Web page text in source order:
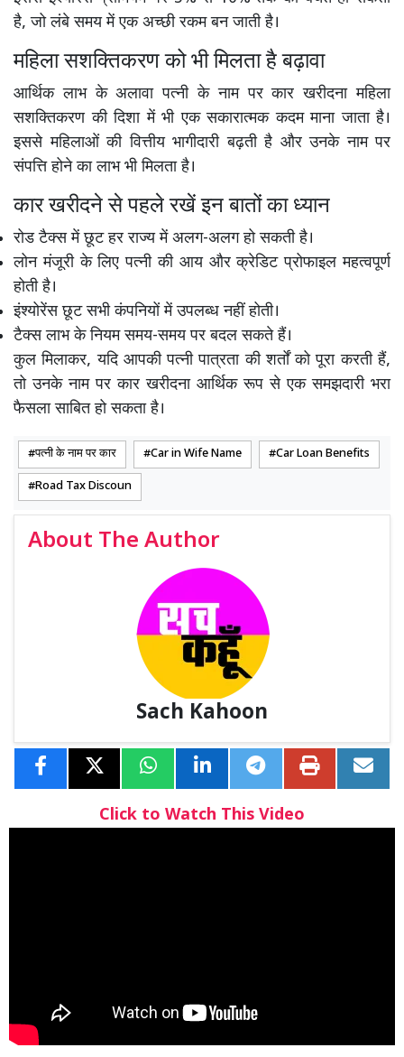
है, जो लंबे समय में एक अच्छी रकम बन जाती है।
महिला सशक्तिकरण को भी मिलता है बढ़ावा
आर्थिक लाभ के अलावा पत्नी के नाम पर कार खरीदना महिला
सशक्तिकरण की दिशा में भी एक सकारात्मक कदम माना जाता है।
इससे महिलाओं की वित्तीय भागीदारी बढ़ती है और उनके नाम पर
संपत्ति होने का लाभ भी मिलता है।
कार खरीदने से पहले रखें इन बातों का ध्यान
रोड टैक्स में छूट हर राज्य में अलग-अलग हो सकती है।
लोन मंजूरी के लिए पत्नी की आय और क्रेडिट प्रोफाइल महत्वपूर्ण
होती है।
इंश्योरेंस छूट सभी कंपनियों में उपलब्ध नहीं होती।
टैक्स लाभ के नियम समय-समय पर बदल सकते हैं।
कुल मिलाकर, यदि आपकी पत्नी पात्रता की शर्तों को पूरा करती हैं,
तो उनके नाम पर कार खरीदना आर्थिक रूप से एक समझदारी भरा
फैसला साबित हो सकता है।
पत्नी के नाम पर कार Car in Wife Name Car Loan Benefits
Road Tax Discoun
About The Author
Sach Kahoon
Click to Watch This Video